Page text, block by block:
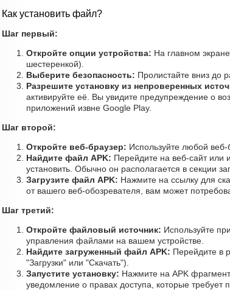
Как установить файл?
Шаг первый:
Откройте опции устройства: На главном
шестеренкой).
Выберите безопасность: Пролистайте вниз до
Разрешите установку из непроверенных
активируйте её. Вы увидите предупреждение о
приложений извне Google Play.
Шаг второй:
Откройте веб-браузер: Используйте любой веб-
Найдите файл APK: Перейдите на веб-сайт или
установить. Обычно он располагается в секции
Загрузите файл APK: Нажмите на ссылку для
от вашего веб-обозревателя, вам может
Шаг третий:
Откройте файловый источник: Используйте
управления файлами на вашем устройстве.
Найдите загруженный файл APK: Перейдите в
"Загрузки" или "Скачать").
Запустите установку: Нажмите на APK
уведомление о правах доступа, которые требует